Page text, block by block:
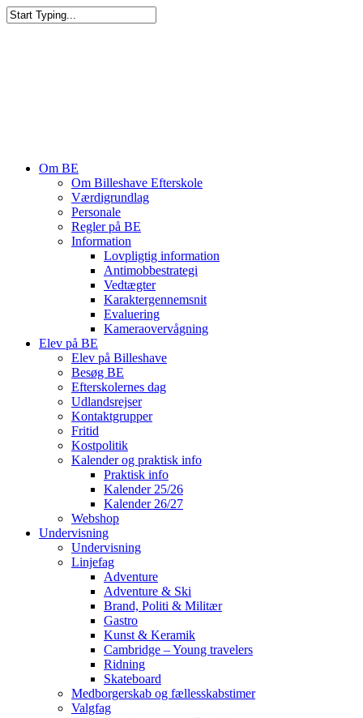
Om BE
Om Billeshave Efterskole
Værdigrundlag
Personale
Regler på BE
Information
Lovpligtig information
Antimobbestrategi
Vedtægter
Karaktergennemsnit
Evaluering
Kameraovervågning
Elev på BE
Elev på Billeshave
Besøg BE
Efterskolernes dag
Udlandsrejser
Kontaktgrupper
Fritid
Kostpolitik
Kalender og praktisk info
Praktisk info
Kalender 25/26
Kalender 26/27
Webshop
Undervisning
Undervisning
Linjefag
Adventure
Adventure & Ski
Brand, Politi & Militær
Gastro
Kunst & Keramik
Cambridge – Young travelers
Ridning
Skateboard
Medborgerskab og fællesskabstimer
Valgfag